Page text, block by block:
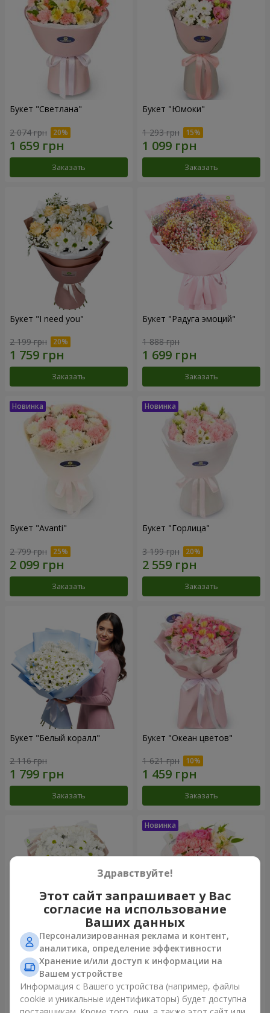
Букет "Светлана"
2 074 грн
Заказать
Букет "Юмоки"
1 293 грн
Заказать
Букет "I need you"
2 199 грн
Заказать
Букет "Радуга эмоций"
1 888 грн
Заказать
Букет "Avanti"
2 799 грн
Заказать
Букет "Горлица"
3 199 грн
Заказать
Букет "Белый коралл"
2 116 грн
Заказать
Букет "Океан цветов"
1 621 грн
Заказать
Букет "White happiness"
1 110 грн
Заказать
Букет "Розовый зефир"
Заказать
Здравствуйте!
Этот сайт запрашивает у Вас
согласие на использование
Ваших данных
Персонализированная реклама и контент,
аналитика, определение эффективности
Хранение и/или доступ к информации на
Вашем устройстве
Информация с Вашего устройства (например, файлы
cookie и уникальные идентификаторы) будет доступна